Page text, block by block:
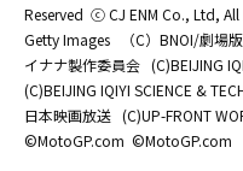
Reserved ⓒ CJ ENM Co., Ltd, All
Getty Images
（C）BNOI/劇場
イナナ製作委員会 (C)BEIJING
(C)BEIJING IQIYI SCIENCE &
日本映画放送 (C)UP-FRONT
©MotoGP.com ©MotoGP.com